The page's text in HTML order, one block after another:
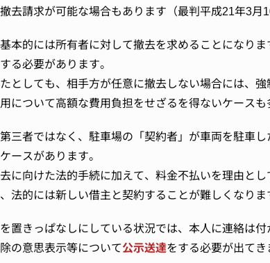
去請求が可能な場合もあります（最判平成21年3月
本的には所有者に対して撤去を求めることになり
る必要があります。
としても、相手方が任意に撤去しない場合には、
について高額な費用負担をせざるを得ないケースも
三者ではなく、駐車場の「契約者」が車両を駐車
ースがあります。
に向けた法的手続に加えて、料金不払いを理由と
法的には新しい借主と契約することが難しくなりま
置きっぱなしにしている状況では、本人に連絡は
の意思表示等について公示送達をする必要が出てき